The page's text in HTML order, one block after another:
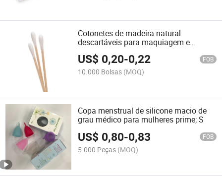
Cotonetes de madeira natural
descartáveis para maquiagem e
limpeza de ouvidos
US$ 0,20-0,22 FOB
10.000 Bolsas (MOQ)
Copa menstrual de silicone macio de
grau médico para mulheres prime; S
US$ 0,80-0,83 FOB
5.000 Peças (MOQ)